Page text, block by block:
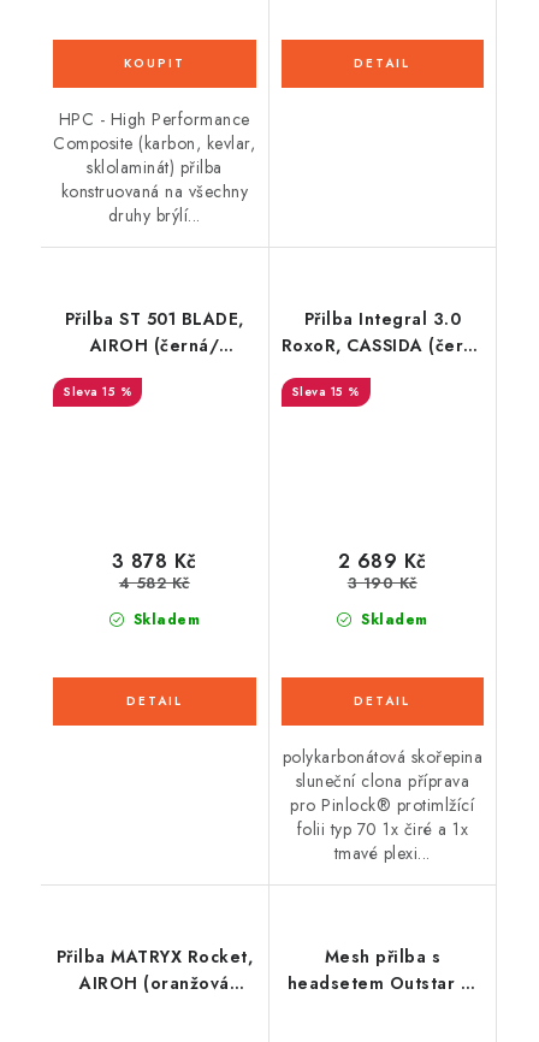
HPC - High Performance
Composite (karbon, kevlar,
sklolaminát) přilba
konstruovaná na všechny
druhy brýlí...
Přilba ST 501 BLADE,
AIROH (černá/
červená-matná) 2021
15 %
Skladem
3 878 Kč
4 582 Kč
Přilba Integral 3.0
RoxoR, CASSIDA (černá
matná/oranžová/šedá,
plexi s přípravou pro
15 %
Skladem
2 689 Kč
3 190 Kč
polykarbonátová skořepina
sluneční clona příprava
pro Pinlock® protimlžící
folii typ 70 1x čiré a 1x
tmavé plexi...
Přilba MATRYX Rocket,
AIROH (oranžová
Mesh přilba s
headsetem Outstar 2,